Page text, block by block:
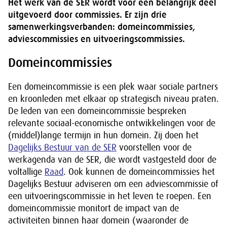
Het werk van de SER wordt voor een belangrijk deel
uitgevoerd door commissies. Er zijn drie
samenwerkingsverbanden: domeincommissies,
adviescommissies en uitvoeringscommissies.
Domeincommissies
Een domeincommissie is een plek waar sociale partners
en kroonleden met elkaar op strategisch niveau praten.
De leden van een domeincommissie bespreken
relevante sociaal-economische ontwikkelingen voor de
(middel)lange termijn in hun domein. Zij doen het
Dagelijks Bestuur van de SER voorstellen voor de
werkagenda van de SER, die wordt vastgesteld door de
voltallige Raad. Ook kunnen de domeincommissies het
Dagelijks Bestuur adviseren om een adviescommissie of
een uitvoeringscommissie in het leven te roepen. Een
domeincommissie monitort de impact van de
activiteiten binnen haar domein (waaronder de